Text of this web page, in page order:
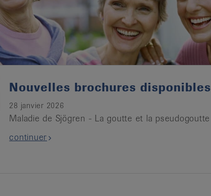
Nouvelles brochures disponibles
28 janvier 2026
Maladie de Sjögren - La goutte et la pseudogoutte
continuer